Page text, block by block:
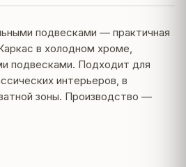
подвесками — практичная
в холодном хроме,
подвесками. Подходит для
интерьеров, в
зоны. Производство —